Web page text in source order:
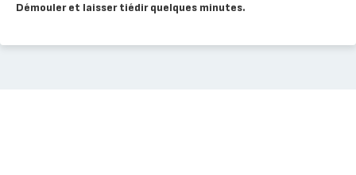
Démouler et laisser tiédir quelques minutes.